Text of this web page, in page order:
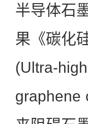
半导体石
果《碳化
(Ultra-
graphene